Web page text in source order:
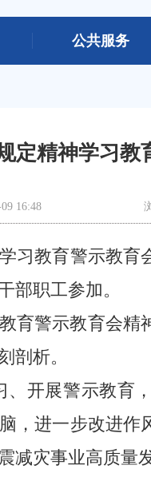
公共服务
定精神学习教
16:48
习教育警示教育
部职工参加。
育警示教育会精
剖析。
开展警示教育
，进一步改进作
灾事业高质量